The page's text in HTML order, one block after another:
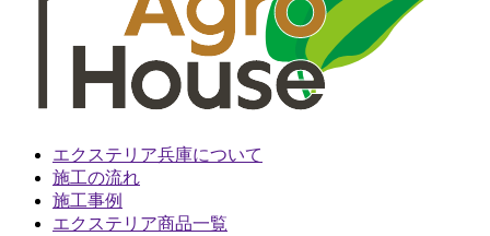
エクステリア兵庫について
施工の流れ
施工事例
エクステリア商品一覧